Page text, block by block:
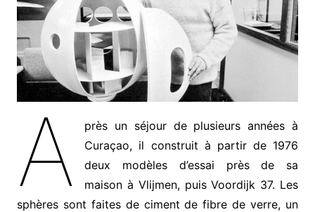
A
près un séjour de plusieurs années à
Curaçao, il construit à partir de 1976
deux modèles d’essai près de sa
maison à Vlijmen, puis Voordijk 37. Les
sphères sont faites de ciment de fibre de verre, un